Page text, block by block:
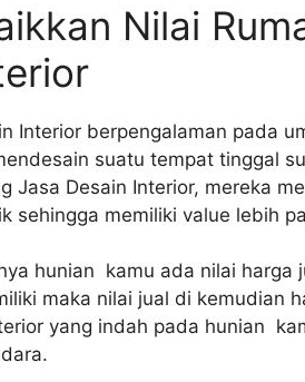
Nilai
Interior berpengalaman pada
suatu tempat tinggal
Jasa Desain Interior, mereka
sehingga memiliki value lebih
hunian kamu ada nilai harga
maka nilai jual di kemudian
yang indah pada hunian